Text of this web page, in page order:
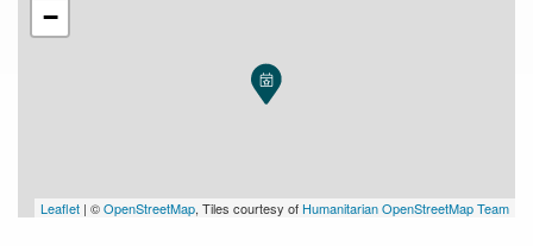
−
Leaflet | ©OpenStreetMap, Tiles courtesy of Humanitarian OpenStreetMap Team